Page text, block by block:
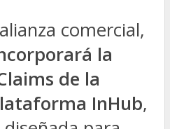
comercial,
la
de la
InHub,